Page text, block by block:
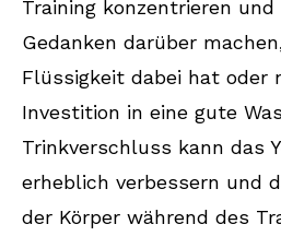
Training konzentrieren
Gedanken darüber
Flüssigkeit dabei hat oder
Investition in eine gute
Trinkverschluss kann das
erheblich verbessern und
der Körper während des